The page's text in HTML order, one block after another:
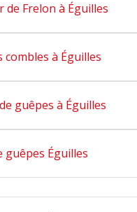
Frelon à Éguilles
à Éguilles
guêpes à Éguilles
Éguilles